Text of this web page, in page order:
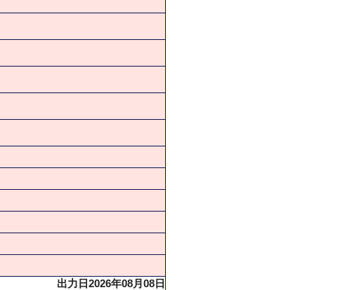
出力日2026年08月08日